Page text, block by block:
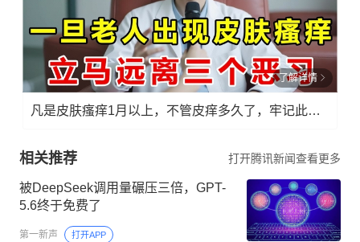
了解详情
凡是皮肤瘙痒1月以上，不管皮痒多久了，牢记此法，快！准！狠！
相关推荐 打开腾讯新闻查看更多
被DeepSeek调用量碾压三倍，GPT-
5.6终于免费了
第一新声 打开APP